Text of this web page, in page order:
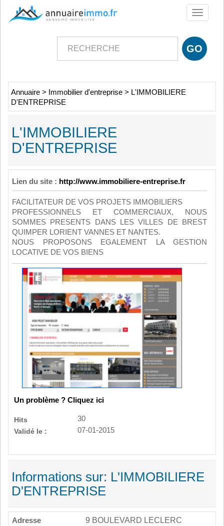
Toggle
Annuaire > Immobilier d'entreprise > L'IMMOBILIERE
D'ENTREPRISE
L'IMMOBILIERE
D'ENTREPRISE
Lien du site : http://www.immobiliere-entreprise.fr
FACILITATEUR DE VOS PROJETS IMMOBILIERS
PROFESSIONNELS ET COMMERCIAUX, NOUS
SOMMES PRESENTS DANS LES VILLES DE BREST
QUIMPER LORIENT VANNES ET NANTES.
NOUS PROPOSONS EGALEMENT LA GESTION
LOCATIVE DE VOS BIENS
Un problème ? Cliquez ici
Hits
30
Validé le :
07-01-2015
Informations sur: L'IMMOBILIERE
D'ENTREPRISE
Adresse
9 BOULEVARD LECLERC